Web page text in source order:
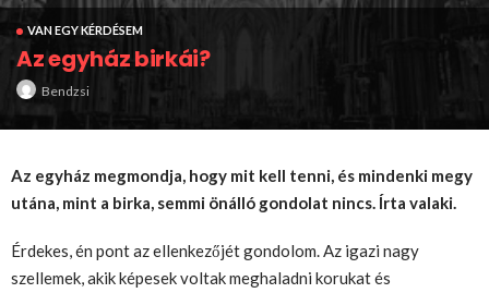
VAN EGY KÉRDÉSEM
Az egyház birkái?
Bendzsi
Az egyház megmondja, hogy mit kell tenni, és mindenki megy
utána, mint a birka, semmi önálló gondolat nincs. Írta valaki.
Érdekes, én pont az ellenkezőjét gondolom. Az igazi nagy
szellemek, akik képesek voltak meghaladni korukat és